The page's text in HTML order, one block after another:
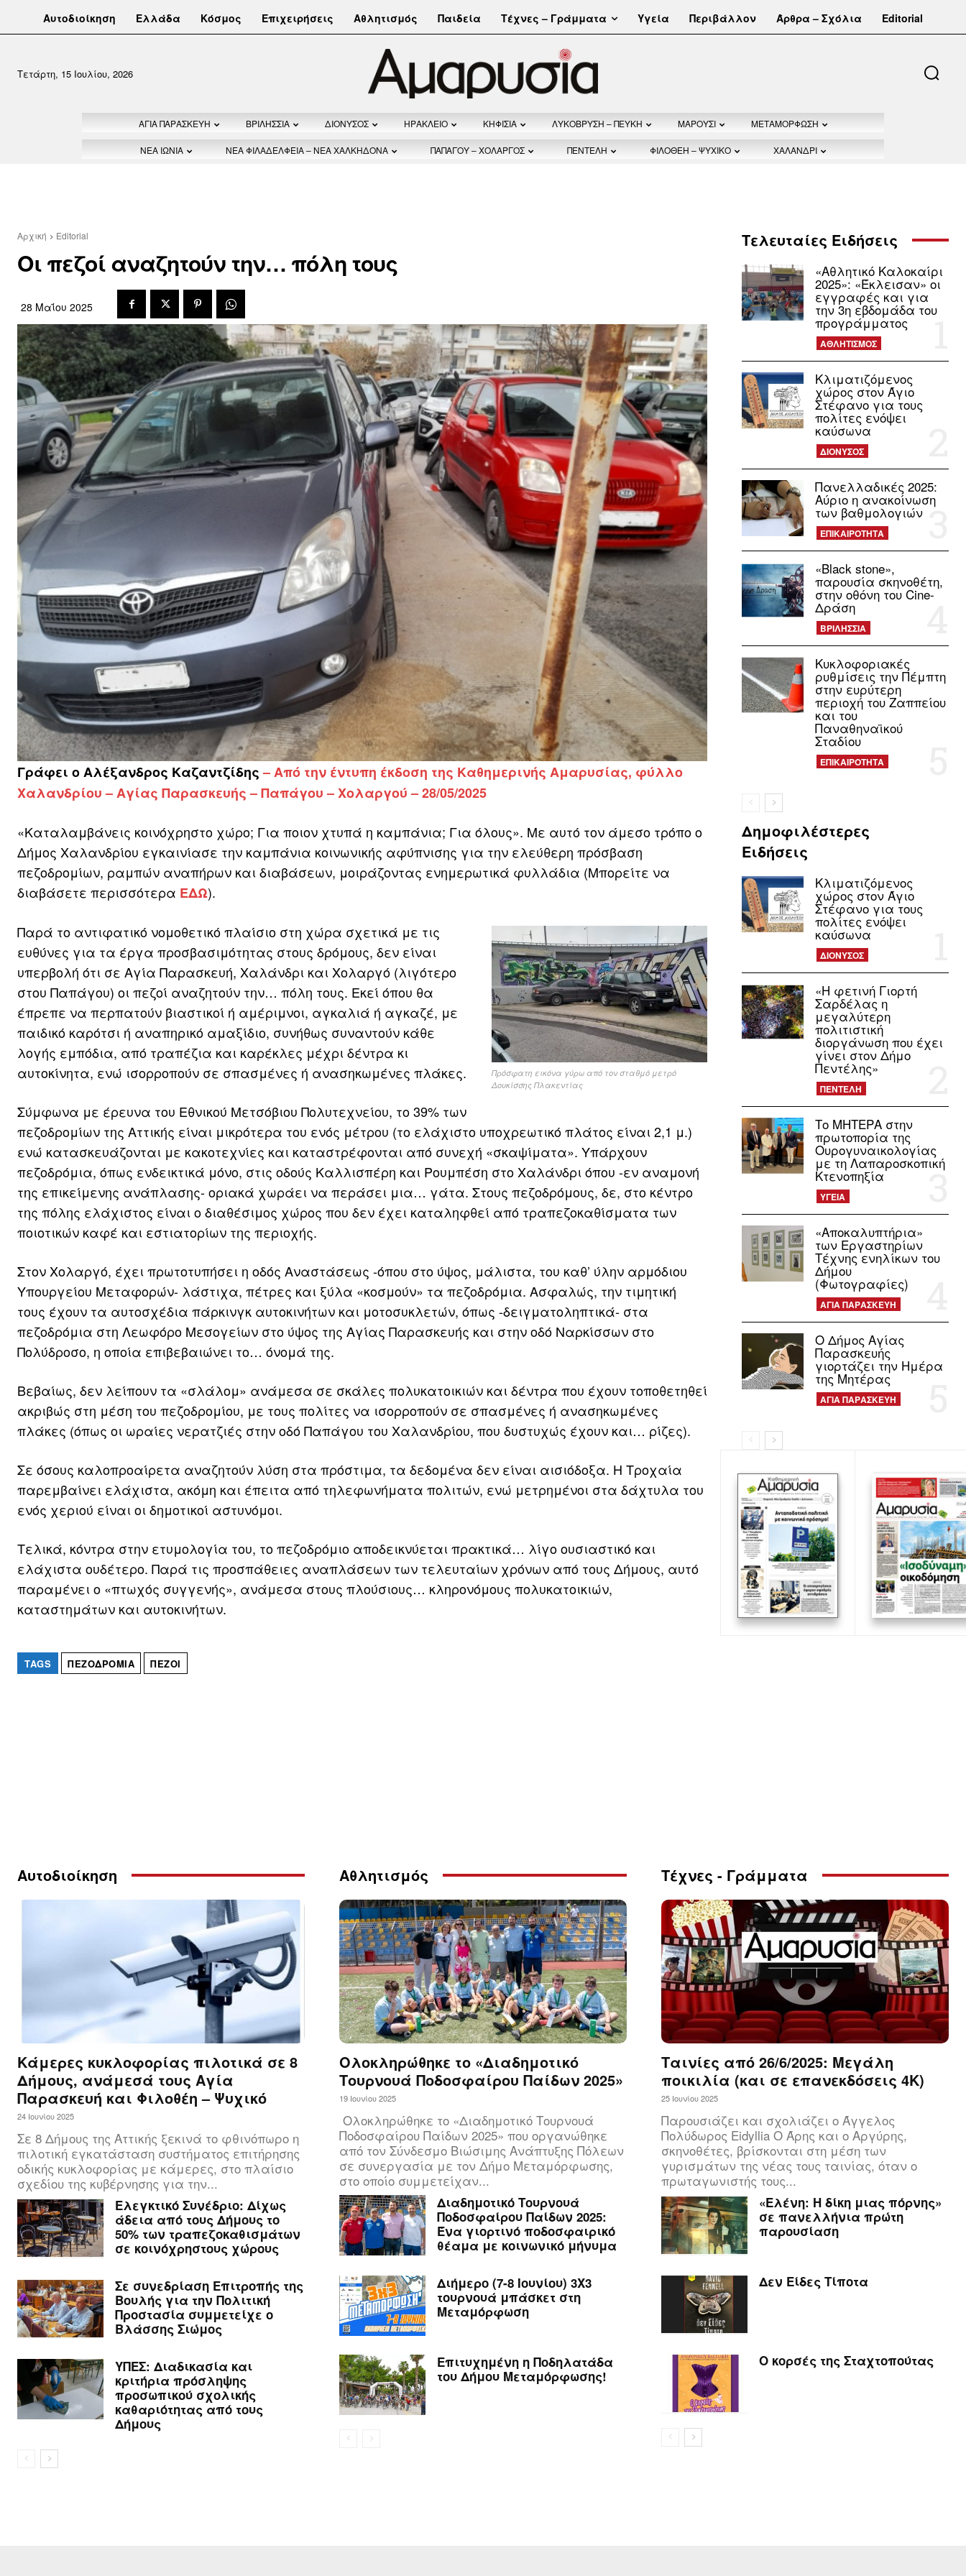
Αυτοδιοίκηση Ελλάδα Κόσμος Επιχειρήσεις Αθλητισμός Παιδεία Τέχνες – Γράμματα Υγεία Περιβάλλον Άρθρα – Σχόλια Editorial
Τετάρτη, 15 Ιουλίου, 2026
ΑΓΙΑ ΠΑΡΑΣΚΕΥΗ ΒΡΙΛΗΣΣΙΑ ΔΙΟΝΥΣΟΣ ΗΡΑΚΛΕΙΟ ΚΗΦΙΣΙΑ ΛΥΚΟΒΡΥΣΗ – ΠΕΥΚΗ ΜΑΡΟΥΣΙ ΜΕΤΑΜΟΡΦΩΣΗ
ΝΕΑ ΙΩΝΙΑ ΝΕΑ ΦΙΛΑΔΕΛΦΕΙΑ – ΝΕΑ ΧΑΛΚΗΔΟΝΑ ΠΑΠΑΓΟΥ – ΧΟΛΑΡΓΟΣ ΠΕΝΤΕΛΗ ΦΙΛΟΘΕΗ – ΨΥΧΙΚΟ ΧΑΛΑΝΔΡΙ
Αρχική Editorial
Οι πεζοί αναζητούν την… πόλη τους
28 Μαΐου 2025
Γράφει ο Αλέξανδρος Καζαντζίδης– Από την έντυπη έκδοση της Καθημερινής Αμαρυσίας, φύλλο
Χαλανδρίου – Αγίας Παρασκευής – Παπάγου – Χολαργού – 28/05/2025
«Καταλαμβάνεις κοινόχρηστο χώρο; Για ποιον χτυπά η καμπάνια; Για όλους». Με αυτό τον άμεσο τρόπο ο
Δήμος Χαλανδρίου εγκαινίασε την καμπάνια κοινωνικής αφύπνισης για την ελεύθερη πρόσβαση
πεζοδρομίων, ραμπών αναπήρων και διαβάσεων, μοιράζοντας ενημερωτικά φυλλάδια (Μπορείτε να
διαβάσετε περισσότερα EΔΩ).
Πρόσφατη εικόνα γύρω από τον σταθμό μετρό
Δουκίσσης Πλακεντίας
Παρά το αντιφατικό νομοθετικό πλαίσιο στη χώρα σχετικά με τις
ευθύνες για τα έργα προσβασιμότητας στους δρόμους, δεν είναι
υπερβολή ότι σε Αγία Παρασκευή, Χαλάνδρι και Χολαργό (λιγότερο
στου Παπάγου) οι πεζοί αναζητούν την… πόλη τους. Εκεί όπου θα
έπρεπε να περπατούν βιαστικοί ή αμέριμνοι, αγκαλιά ή αγκαζέ, με
παιδικό καρότσι ή αναπηρικό αμαξίδιο, συνήθως συναντούν κάθε
λογής εμπόδια, από τραπέζια και καρέκλες μέχρι δέντρα κι
αυτοκίνητα, ενώ ισορροπούν σε σπασμένες ή ανασηκωμένες πλάκες.
Σύμφωνα με έρευνα του Εθνικού Μετσόβιου Πολυτεχνείου, το 39% των
πεζοδρομίων της Αττικής είναι μικρότερα του ενός μέτρου (το ελάχιστο υποχρεωτικό πλάτος είναι 2,1 μ.)
ενώ κατασκευάζονται με κακοτεχνίες και καταστρέφονται από συνεχή «σκαψίματα». Υπάρχουν
πεζοδρόμια, όπως ενδεικτικά μόνο, στις οδούς Καλλισπέρη και Ρουμπέση στο Χαλάνδρι όπου -εν αναμονή
της επικείμενης ανάπλασης- οριακά χωράει να περάσει μια… γάτα. Στους πεζοδρόμους, δε, στο κέντρο
της πόλης ελάχιστος είναι ο διαθέσιμος χώρος που δεν έχει καταληφθεί από τραπεζοκαθίσματα των
ποιοτικών καφέ και εστιατορίων της περιοχής.
Στον Χολαργό, έχει πρωτοτυπήσει η οδός Αναστάσεως -όπου στο ύψος, μάλιστα, του καθ’ ύλην αρμόδιου
Υπουργείου Μεταφορών- λάστιχα, πέτρες και ξύλα «κοσμούν» τα πεζοδρόμια. Ασφαλώς, την τιμητική
τους έχουν τα αυτοσχέδια πάρκινγκ αυτοκινήτων και μοτοσυκλετών, όπως -δειγματοληπτικά- στα
πεζοδρόμια στη Λεωφόρο Μεσογείων στο ύψος της Αγίας Παρασκευής και στην οδό Ναρκίσσων στο
Πολύδροσο, η οποία επιβεβαιώνει το… όνομά της.
Βεβαίως, δεν λείπουν τα «σλάλομ» ανάμεσα σε σκάλες πολυκατοικιών και δέντρα που έχουν τοποθετηθεί
ακριβώς στη μέση του πεζοδρομίου, με τους πολίτες να ισορροπούν σε σπασμένες ή ανασηκωμένες
πλάκες (όπως οι ωραίες νερατζιές στην οδό Παπάγου του Χαλανδρίου, που δυστυχώς έχουν και… ρίζες).
Σε όσους καλοπροαίρετα αναζητούν λύση στα πρόστιμα, τα δεδομένα δεν είναι αισιόδοξα. Η Τροχαία
παρεμβαίνει ελάχιστα, ακόμη και έπειτα από τηλεφωνήματα πολιτών, ενώ μετρημένοι στα δάχτυλα του
ενός χεριού είναι οι δημοτικοί αστυνόμοι.
Τελικά, κόντρα στην ετυμολογία του, το πεζοδρόμιο αποδεικνύεται πρακτικά… λίγο ουσιαστικό και
ελάχιστα ουδέτερο. Παρά τις προσπάθειες αναπλάσεων των τελευταίων χρόνων από τους Δήμους, αυτό
παραμένει ο «πτωχός συγγενής», ανάμεσα στους πλούσιους… κληρονόμους πολυκατοικιών,
καταστημάτων και αυτοκινήτων.
TAGS ΠΕΖΟΔΡΌΜΙΑ ΠΕΖΟΊ
Τελευταίες Ειδήσεις
«Αθλητικό Καλοκαίρι
2025»: «Έκλεισαν» οι
εγγραφές και για
την 3η εβδομάδα του
προγράμματος
ΑΘΛΗΤΙΣΜΟΣ
Κλιματιζόμενος
χώρος στον Άγιο
Στέφανο για τους
πολίτες ενόψει
καύσωνα
ΔΙΟΝΥΣΟΣ
Πανελλαδικές 2025:
Αύριο η ανακοίνωση
των βαθμολογιών
ΕΠΙΚΑΙΡΟΤΗΤΑ
«Black stone»,
παρουσία σκηνοθέτη,
στην οθόνη του Cine-
Δράση
ΒΡΙΛΗΣΣΙΑ
Κυκλοφοριακές
ρυθμίσεις την Πέμπτη
στην ευρύτερη
περιοχή του Ζαππείου
και του
Παναθηναϊκού
Σταδίου
ΕΠΙΚΑΙΡΟΤΗΤΑ
Δημοφιλέστερες
Ειδήσεις
Κλιματιζόμενος
χώρος στον Άγιο
Στέφανο για τους
πολίτες ενόψει
καύσωνα
ΔΙΟΝΥΣΟΣ
«Η φετινή Γιορτή
Σαρδέλας η
μεγαλύτερη
πολιτιστική
διοργάνωση που έχει
γίνει στον Δήμο
Πεντέλης»
ΠΕΝΤΕΛΗ
Το ΜΗΤΕΡΑ στην
πρωτοπορία της
Ουρογυναικολογίας
με τη Λαπαροσκοπική
Κτενοπηξία
ΥΓΕΙΑ
«Αποκαλυπτήρια»
των Εργαστηρίων
Τέχνης ενηλίκων του
Δήμου
(Φωτογραφίες)
ΑΓΙΑ ΠΑΡΑΣΚΕΥΗ
Ο Δήμος Αγίας
Παρασκευής
γιορτάζει την Ημέρα
της Μητέρας
ΑΓΙΑ ΠΑΡΑΣΚΕΥΗ
Αυτοδιοίκηση
Κάμερες κυκλοφορίας πιλοτικά σε 8
Δήμους, ανάμεσά τους Αγία
Παρασκευή και Φιλοθέη – Ψυχικό
24 Ιουνίου 2025
Σε 8 Δήμους της Αττικής ξεκινά το φθινόπωρο η
πιλοτική εγκατάσταση συστήματος επιτήρησης
οδικής κυκλοφορίας με κάμερες, στο πλαίσιο
σχεδίου της κυβέρνησης για την...
Ελεγκτικό Συνέδριο: Δίχως
άδεια από τους Δήμους το
50% των τραπεζοκαθισμάτων
σε κοινόχρηστους χώρους
Σε συνεδρίαση Επιτροπής της
Βουλής για την Πολιτική
Προστασία συμμετείχε ο
Βλάσσης Σιώμος
ΥΠΕΣ: Διαδικασία και
κριτήρια πρόσληψης
προσωπικού σχολικής
καθαριότητας από τους
Δήμους
Αθλητισμός
Ολοκληρώθηκε το «Διαδημοτικό
Τουρνουά Ποδοσφαίρου Παίδων 2025»
19 Ιουνίου 2025
Ολοκληρώθηκε το «Διαδημοτικό Τουρνουά
Ποδοσφαίρου Παίδων 2025» που οργανώθηκε
από τον Σύνδεσμο Βιώσιμης Ανάπτυξης Πόλεων
σε συνεργασία με τον Δήμο Μεταμόρφωσης,
στο οποίο συμμετείχαν...
Διαδημοτικό Τουρνουά
Ποδοσφαίρου Παίδων 2025:
Ένα γιορτινό ποδοσφαιρικό
θέαμα με κοινωνικό μήνυμα
Διήμερο (7-8 Ιουνίου) 3Χ3
τουρνουά μπάσκετ στη
Μεταμόρφωση
Επιτυχημένη η Ποδηλατάδα
του Δήμου Μεταμόρφωσης!
Τέχνες - Γράμματα
Ταινίες από 26/6/2025: Μεγάλη
ποικιλία (και σε επανεκδόσεις 4Κ)
25 Ιουνίου 2025
Παρουσιάζει και σχολιάζει ο Άγγελος
Πολύδωρος Eidyllia Ο Άρης και ο Αργύρης,
σκηνοθέτες, βρίσκονται στη μέση των
γυρισμάτων της νέας τους ταινίας, όταν ο
πρωταγωνιστής τους...
«Ελένη: Η δίκη μιας πόρνης»
σε πανελλήνια πρώτη
παρουσίαση
Δεν Είδες Τίποτα
Ο κορσές της Σταχτοπούτας